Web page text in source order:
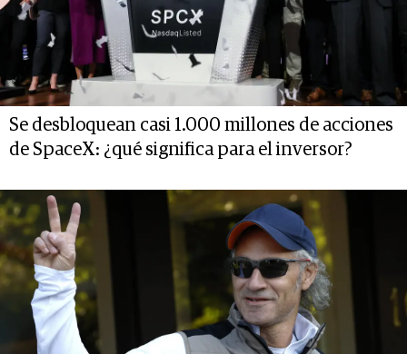
Se desbloquean casi 1.000 millones de acciones
de SpaceX: ¿qué significa para el inversor?